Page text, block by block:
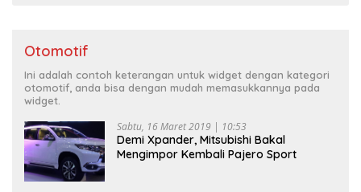
Otomotif
Ini adalah contoh keterangan untuk widget dengan kategori
otomotif, anda bisa dengan mudah memasukkannya pada
widget.
Sabtu, 16 Maret 2019 | 10:53
Demi Xpander, Mitsubishi Bakal
Mengimpor Kembali Pajero Sport